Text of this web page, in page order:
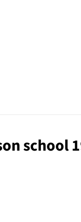
school